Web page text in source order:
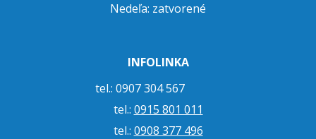
Nedeľa: zatvorené
INFOLINKA
tel.: 0907 304 567
tel.: 0915 801 011
tel.: 0908 377 496